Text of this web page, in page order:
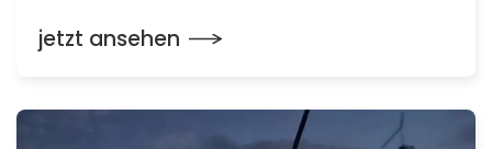
jetzt ansehen